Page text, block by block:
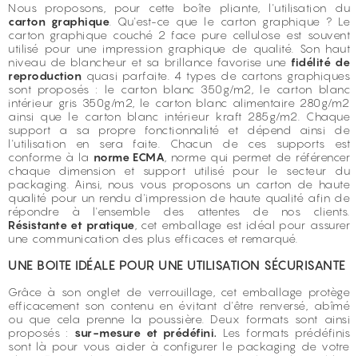
Nous proposons, pour cette boîte pliante, l'utilisation du
carton graphique . Qu'est-ce que le carton graphique ? Le
carton graphique couché 2 face pure cellulose est souvent
utilisé pour une impression graphique de qualité. Son haut
niveau de blancheur et sa brillance favorise unefidélité de
reproduction quasi parfaite. 4 types de cartons graphiques
sont proposés : le carton blanc 350g/m2, le carton blanc
intérieur gris 350g/m2, le carton blanc alimentaire 280g/m2
ainsi que le carton blanc intérieur kraft 285g/m2. Chaque
support a sa propre fonctionnalité et dépend ainsi de
l'utilisation en sera faite. Chacun de ces supports est
conforme à la norme ECMA , norme qui permet de référencer
chaque dimension et support utilisé pour le secteur du
packaging. Ainsi, nous vous proposons un carton de haute
qualité pour un rendu d'impression de haute qualité afin de
répondre à l'ensemble des attentes de nos clients.
Résistante et pratique , cet emballage est idéal pour assurer
une communication des plus efficaces et remarqué.
UNE BOITE IDÉALE POUR UNE UTILISATION SÉCURISANTE
Grâce à son onglet de verrouillage, cet emballage protège
efficacement son contenu en évitant d'être renversé, abîmé
ou que cela prenne la poussière. Deux formats sont ainsi
proposés : sur-mesure et prédéfini. Les formats prédéfinis
sont là pour vous aider à configurer le packaging de votre